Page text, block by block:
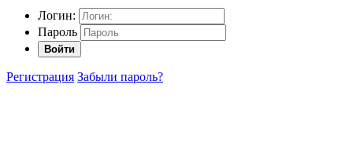
Логин:
Пароль
Войти
Регистрация Забыли пароль?